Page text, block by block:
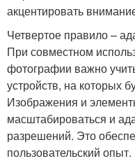
акцентировать
Четвертое правило –
При совместном
фотографии важно
устройств, на которых
Изображения и
масштабироваться и
разрешений. Это
пользовательский опыт.